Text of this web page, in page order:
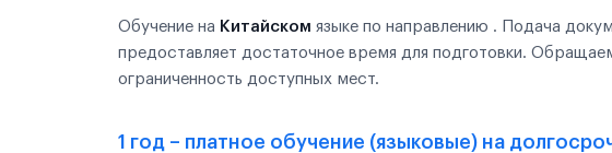
Обучение на Китайском языке по направлению . Подача
предоставляет достаточное время для подготовки.
ограниченность доступных мест.
1 год – платное обучение (языковые) на